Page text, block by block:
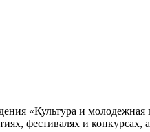
«Культура и
фестивалях и конкурсах,